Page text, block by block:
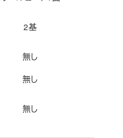
2基
無し
無し
無し